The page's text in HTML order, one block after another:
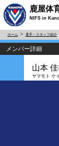
鹿屋体
NIFS in
ホーム 選手・スタッフ紹介
メンバー詳細
山本
ヤマモト ケ